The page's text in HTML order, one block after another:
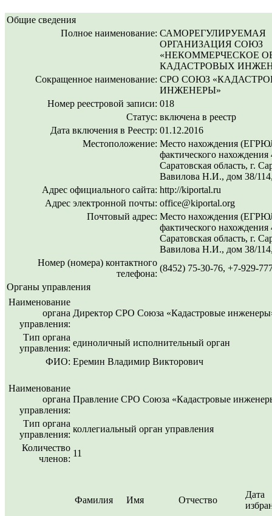
Общие сведения
Полное наименование: САМОРЕГУЛИРУЕМАЯ
ОРГАНИЗАЦИЯ СОЮЗ
«НЕКОММЕРЧЕСКОЕ
КАДАСТРОВЫХ
Сокращенное наименование: СРО СОЮЗ
ИНЖЕНЕРЫ»
Номер реестровой записи: 018
Статус: включена в реестр
Дата включения в Реестр: 01.12.2016
Местоположение: Место нахождения
фактического нахождения
Саратовская область, г.
Вавилова Н.И., дом 38/
Адрес официального сайта: http://kiportal.ru
Адрес электронной почты: office@kiportal.org
Почтовый адрес: Место нахождения
фактического нахождения
Саратовская область, г.
Вавилова Н.И., дом 38/
Номер (номера) контактного
телефона:
(8452) 75-30-76, +7-929-
Органы управления
Наименование
органа
управления:
Директор СРО Союза «Кадастровые
Тип органа
управления:
единоличный исполнительный орган
ФИО: Еремин Владимир Викторович
Наименование
органа
управления:
Правление СРО Союза «Кадастровые
Тип органа
управления:
коллегиальный орган управления
Количество
членов:
11
Фамилия Имя Отчество
Дата